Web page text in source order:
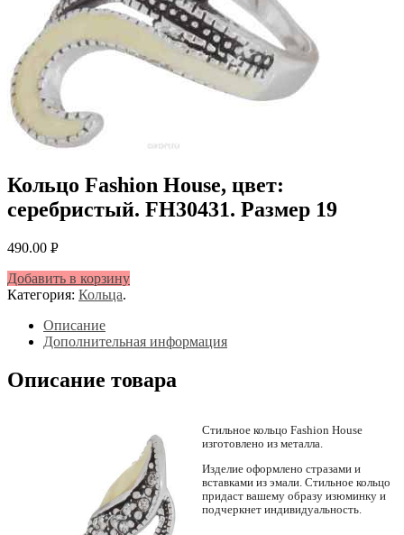
Кольцо Fashion House, цвет:
серебристый. FH30431. Размер 19
490.00 Р
Добавить в корзину
Категория: Кольца.
Описание
Дополнительная информация
Описание товара
Стильное кольцо Fashion House
изготовлено из металла.
Изделие оформлено стразами и
вставками из эмали. Стильное кольцо
придаст вашему образу изюминку и
подчеркнет индивидуальность.